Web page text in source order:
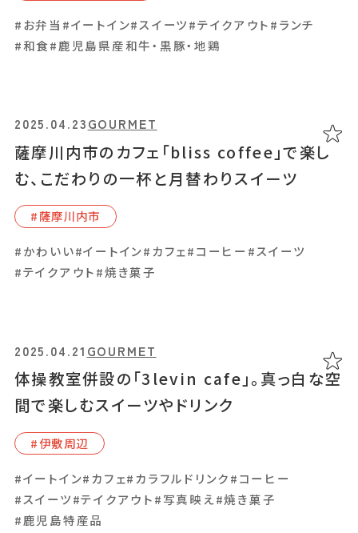
#お弁当 #イートイン#スイーツ#テイクアウト#ランチ
#和食#鹿児島県産和牛・黒豚・地鶏
薩摩川内市のカフェ「bliss coffee」で楽し
む、こだわりの一杯と月替わりスイーツ
2025.04.23GOURMET
#薩摩川内市
#かわいい#イートイン#カフェ#コーヒー #スイーツ
#テイクアウト#焼き菓子
体操教室併設の「3levin cafe」。真っ白な空
間で楽しむスイーツやドリンク
2025.04.21 GOURMET
#伊敷周辺
#イートイン#カフェ#カラフルドリンク#コーヒー
#スイーツ#テイクアウト#写真映え#焼き菓子
#鹿児島特産品
五ツ星お米マイスター厳選！原田米店のこだ
2025.03.27GOURMET
#薩摩川内市
#イートイン #スイーツ#ランチ#和食
「TOFU STAND」で楽しむ、個性豊かな豆腐
2025.03.25GOURMET
#お弁当 #イートイン#スイーツ
【閉店】茶畑に囲まれた癒しのカフェ「㐂一郎
-KIICHIRO-」ヘルシーランチ＆米粉スイー
ツに舌鼓
2025.03.10GOURMET